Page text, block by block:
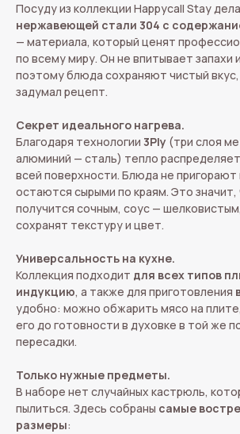
Посуду из коллекции Happycall Stay
нержавеющей стали 304 с
— материала, который ценят
по всему миру. Он не впитывает запахи
поэтому блюда сохраняют чистый вкус,
задумал рецепт.
Секрет идеального нагрева.
Благодаря технологии 3Ply (три слоя
алюминий — сталь) тепло
всей поверхности. Блюда не пригорают
остаются сырыми по краям. Это значит,
получится сочным, соус —
сохранят текстуру и цвет.
Универсальность на кухне.
Коллекция подходит для всех типов
индукцию, а также для приготовления
удобно: можно обжарить мясо на
его до готовности в духовке в той же
пересадки.
Только нужные предметы.
В наборе нет случайных кастрюль,
пылиться. Здесь собраны самые
размеры: